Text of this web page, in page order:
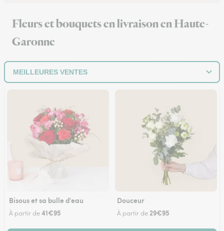
Fleurs et bouquets en livraison en Haute-
Garonne
Bisous et sa bulle d'eau
À partir de41€95
Douceur
À partir de 29€95